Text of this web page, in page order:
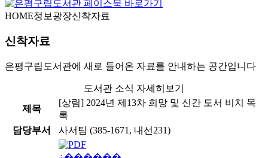
HOME정보광장신착자료
신착자료
은평구립도서관에 새로 들어온 자료를 안내하는 공간입니다
도서관 소식 자세히보기
제목
[상림] 2024년 제13차 희망 및 신간 도서 비치 목
록
담당부서
사서팀 (385-1671, 내선231)